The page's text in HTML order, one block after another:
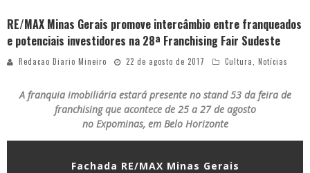
Milton Guedes traz turnê “Milton Canta Lulu” a Belo Horizonte
RE/MAX Minas Gerais promove intercâmbio entre franqueados
e potenciais investidores na 28ª Franchising Fair Sudeste
Redacao Diario Mineiro 22 de agosto de 2017 Cultura Notícias
A franquia imobiliária estará presente no stand 53 da feira de
franchising que acontece de 25 a 27 de agosto
no Expominas, em Belo Horizonte
Fachada RE/MAX Minas Gerais